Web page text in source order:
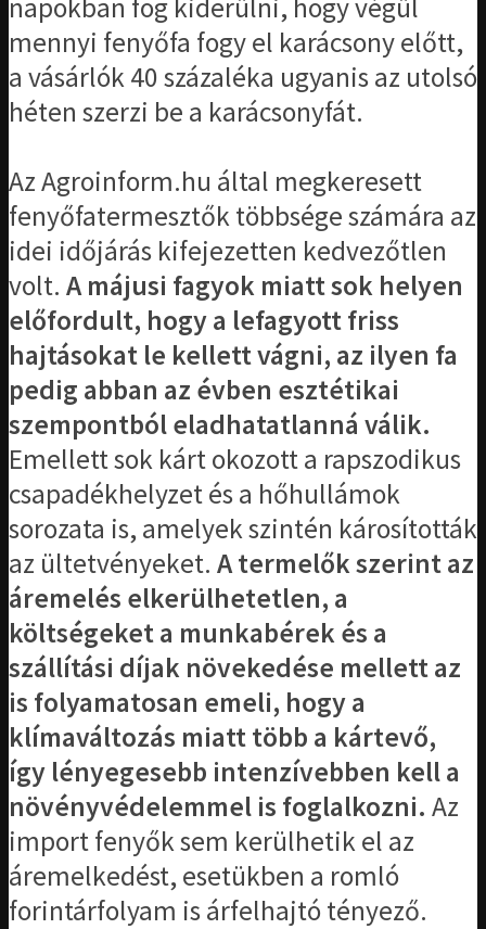
napokban fog kiderülni, hogy végül
mennyi fenyőfa fogy el karácsony előtt,
a vásárlók 40 százaléka ugyanis az utolsó
héten szerzi be a karácsonyfát.
Az Agroinform.hu által megkeresett
fenyőfatermesztők többsége számára az
idei időjárás kifejezetten kedvezőtlen
volt. A májusi fagyok miatt sok helyen
előfordult, hogy a lefagyott friss
hajtásokat le kellett vágni, az ilyen fa
pedig abban az évben esztétikai
szempontból eladhatatlanná válik.
Emellett sok kárt okozott a rapszodikus
csapadékhelyzet és a hőhullámok
sorozata is, amelyek szintén károsították
az ültetvényeket. A termelők szerint az
áremelés elkerülhetetlen, a
költségeket a munkabérek és a
szállítási díjak növekedése mellett az
is folyamatosan emeli, hogy a
klímaváltozás miatt több a kártevő,
így lényegesebb intenzívebben kell a
növényvédelemmel is foglalkozni. Az
import fenyők sem kerülhetik el az
áremelkedést, esetükben a romló
forintárfolyam is árfelhajtó tényező.